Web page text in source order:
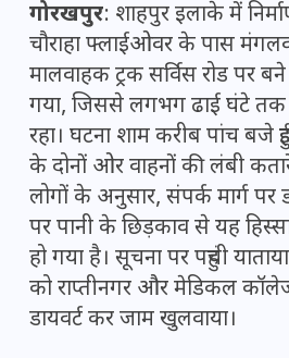
गोरखपुर: शाहपुर इलाके में
चौराहा फ्लाईओवर के पास
मालवाहक ट्रक सर्विस रोड पर
गया, जिससे लगभग ढाई घंटे
रहा। घटना शाम करीब पांच बजे
के दोनों ओर वाहनों की लंबी
लोगों के अनुसार, संपर्क मार्ग पर
पर पानी के छिड़काव से यह
हो गया है। सूचना पर पहुंची
को राप्तीनगर और मेडिकल
डायवर्ट कर जाम खुलवाया।